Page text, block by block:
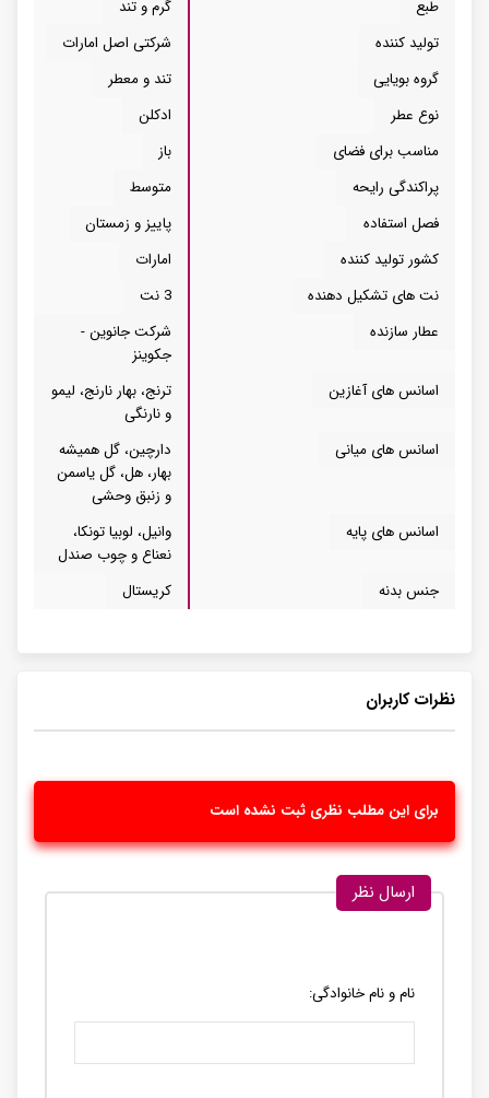
طبع
گرم و تند
تولید کننده
شرکتی اصل امارات
گروه بویایی
تند و معطر
نوع عطر
ادکلن
مناسب برای فضای
باز
پراکندگی رایحه
متوسط
فصل استفاده
پاییز و زمستان
کشور تولید کننده
امارات
نت های تشکیل دهنده
3 نت
عطار سازنده
شرکت جانوین -
جکوینز
اسانس های آغازین
ترنج، بهار نارنج، لیمو
و نارنگی
اسانس های میانی
دارچین، گل همیشه
بهار، هل، گل یاسمن
و زنبق وحشی
اسانس های پایه
وانیل، لوبیا تونکا،‌
نعناع و چوب صندل
جنس بدنه
کریستال
نظرات کاربران
برای این مطلب نظری ثبت نشده است
ارسال نظر
نام و نام خانوادگی: